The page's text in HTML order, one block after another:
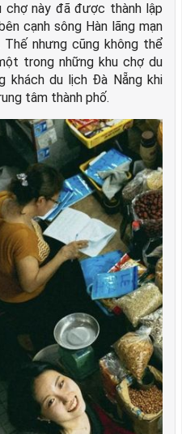
chợ này đã được thành lập
cạnh sông Hàn lãng mạn
nhưng cũng không thể
trong những khu chợ du
khách du lịch Đà Nẵng khi
tâm thành phố.